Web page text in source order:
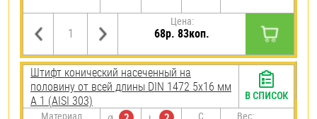
Цена:
68р. 83коп.
Штифт конический насеченный на
половину от всей длины DIN 1472 5х16 мм
А 1 (AISI 303)
Материал C Вес:
В СПИСОК